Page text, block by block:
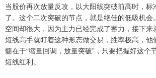
当股价再次放量反攻，以大阳线突破前高时，
了。这个二次突破的节点，就是绝佳的低吸机
空间却很大，因为主力已经完成了蓄力，接下来
短线高手就盯着这种形态做交易，胜率极高，他
髓在于“缩量回调，放量突破”，只要把握好这个
短线红利。